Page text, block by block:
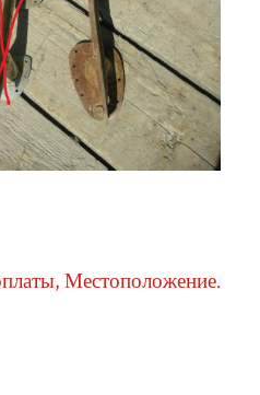
Местоположение.